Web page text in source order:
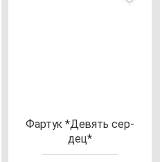
Фар­тук *Девять cер­
дец*